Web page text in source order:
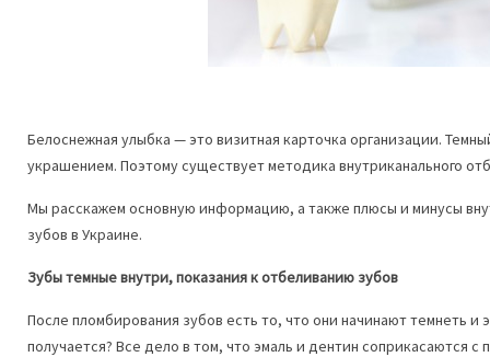
Белоснежная улыбка — это визитная карточка организации.
украшением. Поэтому существует методика внутриканального
Мы расскажем основную информацию, а также плюсы и минусы
зубов в Украине.
Зубы темные внутри, показания к отбеливанию зубов
После пломбирования зубов есть то, что они начинают темнеть и
получается? Все дело в том, что эмаль и дентин соприкасаются